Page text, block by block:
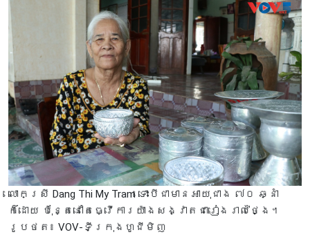
លោកស្រី Dang Thi My Tram ទោះបីជាមានអាយុជាង ៧០ ឆ្នាំ
ក៏ដោយ ប៉ុន្តែនៅតែធ្វើការយ៉ាងសង្វាតជារៀងរាល់ថ្ងៃ។​
រូបថត៖ VOV-ទីក្រុងហូជីមិញ